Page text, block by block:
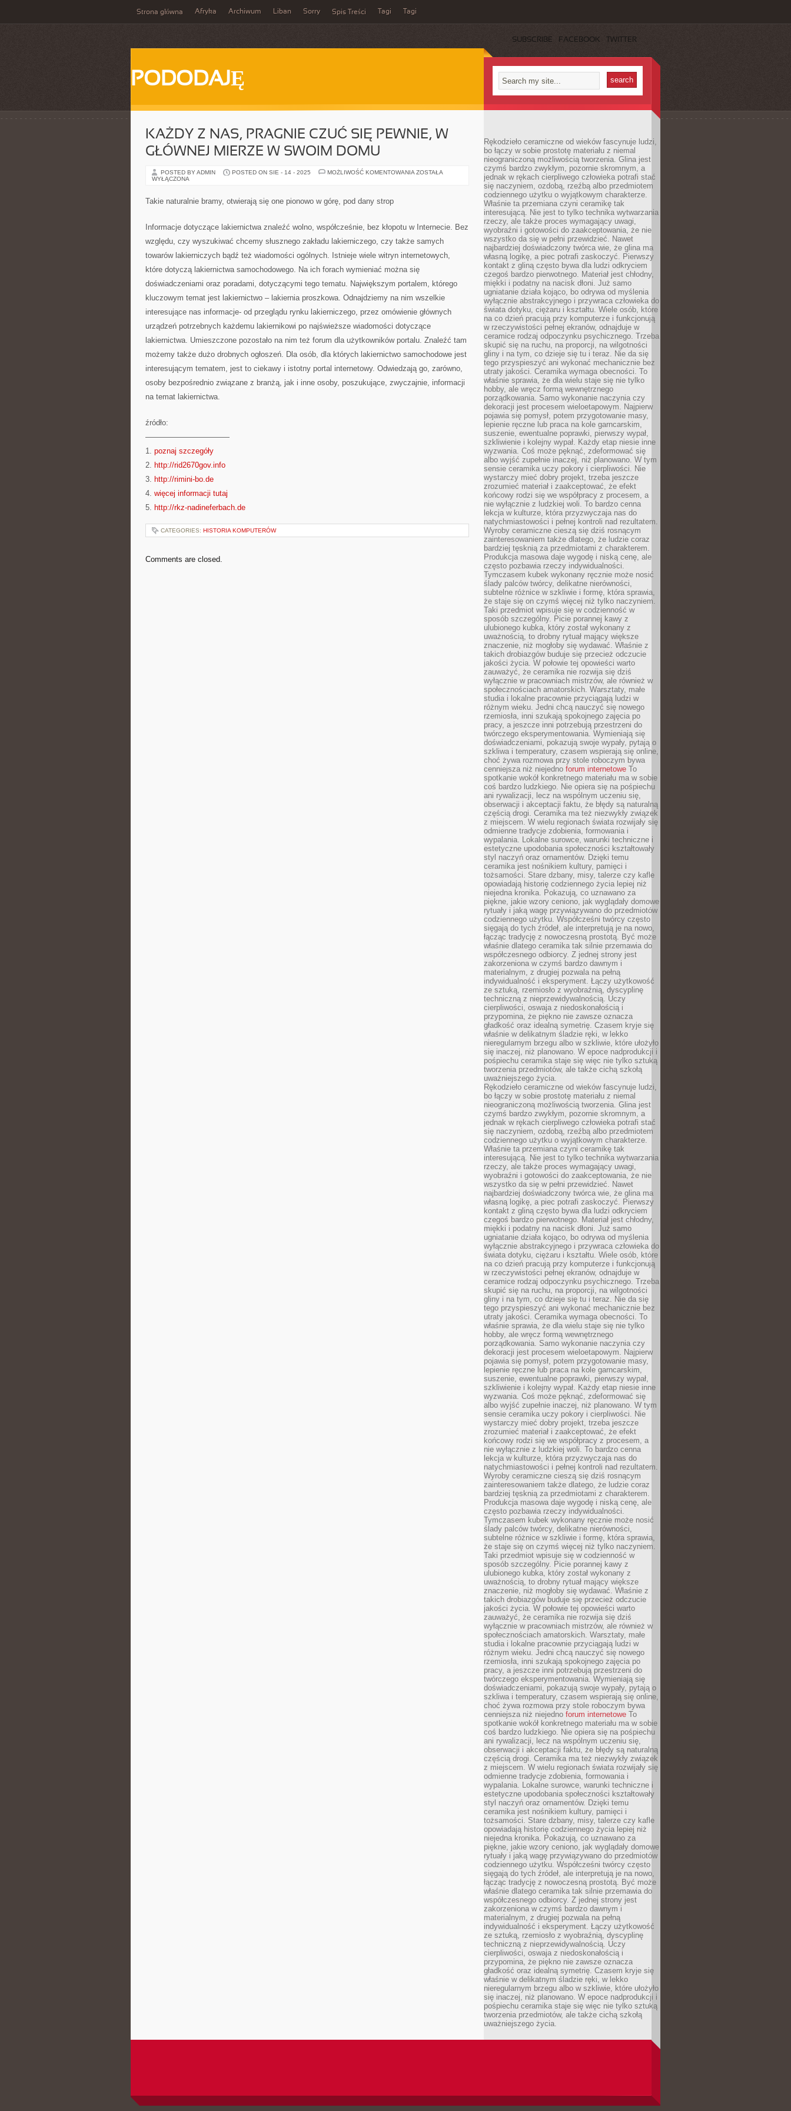
Strona główna Afryka Archiwum Liban Sorry Spis Treści Tagi Tagi
SUBSCRIBE FACEBOOK TWITTER
PODODAJĘ
KAŻDY Z NAS, PRAGNIE CZUĆ SIĘ PEWNIE, W
GŁÓWNEJ MIERZE W SWOIM DOMU
POSTED BY ADMIN POSTED ON SIE - 14 - 2025 MOŻLIWOŚĆ KOMENTOWANIA KAŻDY
GŁÓWNEJ
MIERZE
SWOIM
ZOSTAŁA
WYŁĄCZONA
Takie naturalnie bramy, otwierają się one pionowo w górę, pod dany strop
Informacje dotyczące lakiernictwa znaleźć wolno, współcześnie, bez kłopotu w Internecie. Bez
względu, czy wyszukiwać chcemy słusznego zakładu lakierniczego, czy także samych
towarów lakierniczych bądź też wiadomości ogólnych. Istnieje wiele witryn internetowych,
które dotyczą lakiernictwa samochodowego. Na ich forach wymieniać można się
doświadczeniami oraz poradami, dotyczącymi tego tematu. Największym portalem, którego
kluczowym temat jest lakiernictwo – lakiernia proszkowa. Odnajdziemy na nim wszelkie
interesujące nas informacje- od przeglądu rynku lakierniczego, przez omówienie głównych
urządzeń potrzebnych każdemu lakiernikowi po najświeższe wiadomości dotyczące
lakiernictwa. Umieszczone pozostało na nim też forum dla użytkowników portalu. Znaleźć tam
możemy także dużo drobnych ogłoszeń. Dla osób, dla których lakiernictwo samochodowe jest
interesującym tematem, jest to ciekawy i istotny portal internetowy. Odwiedzają go, zarówno,
osoby bezpośrednio związane z branżą, jak i inne osoby, poszukujące, zwyczajnie, informacji
na temat lakiernictwa.
źródło:
———————————
1. poznaj szczegóły
2. http://rid2670gov.info
3. http://rimini-bo.de
4. więcej informacji tutaj
5. http://rkz-nadineferbach.de
CATEGORIES: HISTORIA KOMPUTERÓW
Comments are closed.
Rękodzieło ceramiczne od wieków fascynuje ludzi,
bo łączy w sobie prostotę materiału z niemal
nieograniczoną możliwością tworzenia. Glina jest
czymś bardzo zwykłym, pozornie skromnym, a
jednak w rękach cierpliwego człowieka potrafi stać
się naczyniem, ozdobą, rzeźbą albo przedmiotem
codziennego użytku o wyjątkowym charakterze.
Właśnie ta przemiana czyni ceramikę tak
interesującą. Nie jest to tylko technika wytwarzania
rzeczy, ale także proces wymagający uwagi,
wyobraźni i gotowości do zaakceptowania, że nie
wszystko da się w pełni przewidzieć. Nawet
najbardziej doświadczony twórca wie, że glina ma
własną logikę, a piec potrafi zaskoczyć. Pierwszy
kontakt z gliną często bywa dla ludzi odkryciem
czegoś bardzo pierwotnego. Materiał jest chłodny,
miękki i podatny na nacisk dłoni. Już samo
ugniatanie działa kojąco, bo odrywa od myślenia
wyłącznie abstrakcyjnego i przywraca człowieka do
świata dotyku, ciężaru i kształtu. Wiele osób, które
na co dzień pracują przy komputerze i funkcjonują
w rzeczywistości pełnej ekranów, odnajduje w
ceramice rodzaj odpoczynku psychicznego. Trzeba
skupić się na ruchu, na proporcji, na wilgotności
gliny i na tym, co dzieje się tu i teraz. Nie da się
tego przyspieszyć ani wykonać mechanicznie bez
utraty jakości. Ceramika wymaga obecności. To
właśnie sprawia, że dla wielu staje się nie tylko
hobby, ale wręcz formą wewnętrznego
porządkowania. Samo wykonanie naczynia czy
dekoracji jest procesem wieloetapowym. Najpierw
pojawia się pomysł, potem przygotowanie masy,
lepienie ręczne lub praca na kole garncarskim,
suszenie, ewentualne poprawki, pierwszy wypał,
szkliwienie i kolejny wypał. Każdy etap niesie inne
wyzwania. Coś może pęknąć, zdeformować się
albo wyjść zupełnie inaczej, niż planowano. W tym
sensie ceramika uczy pokory i cierpliwości. Nie
wystarczy mieć dobry projekt, trzeba jeszcze
zrozumieć materiał i zaakceptować, że efekt
końcowy rodzi się we współpracy z procesem, a
nie wyłącznie z ludzkiej woli. To bardzo cenna
lekcja w kulturze, która przyzwyczaja nas do
natychmiastowości i pełnej kontroli nad rezultatem.
Wyroby ceramiczne cieszą się dziś rosnącym
zainteresowaniem także dlatego, że ludzie coraz
bardziej tęsknią za przedmiotami z charakterem.
Produkcja masowa daje wygodę i niską cenę, ale
często pozbawia rzeczy indywidualności.
Tymczasem kubek wykonany ręcznie może nosić
ślady palców twórcy, delikatne nierówności,
subtelne różnice w szkliwie i formę, która sprawia,
że staje się on czymś więcej niż tylko naczyniem.
Taki przedmiot wpisuje się w codzienność w
sposób szczególny. Picie porannej kawy z
ulubionego kubka, który został wykonany z
uważnością, to drobny rytuał mający większe
znaczenie, niż mogłoby się wydawać. Właśnie z
takich drobiazgów buduje się przecież odczucie
jakości życia. W połowie tej opowieści warto
zauważyć, że ceramika nie rozwija się dziś
wyłącznie w pracowniach mistrzów, ale również w
społecznościach amatorskich. Warsztaty, małe
studia i lokalne pracownie przyciągają ludzi w
różnym wieku. Jedni chcą nauczyć się nowego
rzemiosła, inni szukają spokojnego zajęcia po
pracy, a jeszcze inni potrzebują przestrzeni do
twórczego eksperymentowania. Wymieniają się
doświadczeniami, pokazują swoje wypały, pytają o
szkliwa i temperatury, czasem wspierają się online,
choć żywa rozmowa przy stole roboczym bywa
cenniejsza niż niejedno forum internetowe To
spotkanie wokół konkretnego materiału ma w sobie
coś bardzo ludzkiego. Nie opiera się na pośpiechu
ani rywalizacji, lecz na wspólnym uczeniu się,
obserwacji i akceptacji faktu, że błędy są naturalną
częścią drogi. Ceramika ma też niezwykły związek
z miejscem. W wielu regionach świata rozwijały się
odmienne tradycje zdobienia, formowania i
wypalania. Lokalne surowce, warunki techniczne i
estetyczne upodobania społeczności kształtowały
styl naczyń oraz ornamentów. Dzięki temu
ceramika jest nośnikiem kultury, pamięci i
tożsamości. Stare dzbany, misy, talerze czy kafle
opowiadają historię codziennego życia lepiej niż
niejedna kronika. Pokazują, co uznawano za
piękne, jakie wzory ceniono, jak wyglądały domowe
rytuały i jaką wagę przywiązywano do przedmiotów
codziennego użytku. Współcześni twórcy często
sięgają do tych źródeł, ale interpretują je na nowo,
łącząc tradycję z nowoczesną prostotą. Być może
właśnie dlatego ceramika tak silnie przemawia do
współczesnego odbiorcy. Z jednej strony jest
zakorzeniona w czymś bardzo dawnym i
materialnym, z drugiej pozwala na pełną
indywidualność i eksperyment. Łączy użytkowość
ze sztuką, rzemiosło z wyobraźnią, dyscyplinę
techniczną z nieprzewidywalnością. Uczy
cierpliwości, oswaja z niedoskonałością i
przypomina, że piękno nie zawsze oznacza
gładkość oraz idealną symetrię. Czasem kryje się
właśnie w delikatnym śladzie ręki, w lekko
nieregularnym brzegu albo w szkliwie, które ułożyło
się inaczej, niż planowano. W epoce nadprodukcji i
pośpiechu ceramika staje się więc nie tylko sztuką
tworzenia przedmiotów, ale także cichą szkołą
uważniejszego życia.
Rękodzieło ceramiczne od wieków fascynuje ludzi,
bo łączy w sobie prostotę materiału z niemal
nieograniczoną możliwością tworzenia. Glina jest
czymś bardzo zwykłym, pozornie skromnym, a
jednak w rękach cierpliwego człowieka potrafi stać
się naczyniem, ozdobą, rzeźbą albo przedmiotem
codziennego użytku o wyjątkowym charakterze.
Właśnie ta przemiana czyni ceramikę tak
interesującą. Nie jest to tylko technika wytwarzania
rzeczy, ale także proces wymagający uwagi,
wyobraźni i gotowości do zaakceptowania, że nie
wszystko da się w pełni przewidzieć. Nawet
najbardziej doświadczony twórca wie, że glina ma
własną logikę, a piec potrafi zaskoczyć. Pierwszy
kontakt z gliną często bywa dla ludzi odkryciem
czegoś bardzo pierwotnego. Materiał jest chłodny,
miękki i podatny na nacisk dłoni. Już samo
ugniatanie działa kojąco, bo odrywa od myślenia
wyłącznie abstrakcyjnego i przywraca człowieka do
świata dotyku, ciężaru i kształtu. Wiele osób, które
na co dzień pracują przy komputerze i funkcjonują
w rzeczywistości pełnej ekranów, odnajduje w
ceramice rodzaj odpoczynku psychicznego. Trzeba
skupić się na ruchu, na proporcji, na wilgotności
gliny i na tym, co dzieje się tu i teraz. Nie da się
tego przyspieszyć ani wykonać mechanicznie bez
utraty jakości. Ceramika wymaga obecności. To
właśnie sprawia, że dla wielu staje się nie tylko
hobby, ale wręcz formą wewnętrznego
porządkowania. Samo wykonanie naczynia czy
dekoracji jest procesem wieloetapowym. Najpierw
pojawia się pomysł, potem przygotowanie masy,
lepienie ręczne lub praca na kole garncarskim,
suszenie, ewentualne poprawki, pierwszy wypał,
szkliwienie i kolejny wypał. Każdy etap niesie inne
wyzwania. Coś może pęknąć, zdeformować się
albo wyjść zupełnie inaczej, niż planowano. W tym
sensie ceramika uczy pokory i cierpliwości. Nie
wystarczy mieć dobry projekt, trzeba jeszcze
zrozumieć materiał i zaakceptować, że efekt
końcowy rodzi się we współpracy z procesem, a
nie wyłącznie z ludzkiej woli. To bardzo cenna
lekcja w kulturze, która przyzwyczaja nas do
natychmiastowości i pełnej kontroli nad rezultatem.
Wyroby ceramiczne cieszą się dziś rosnącym
zainteresowaniem także dlatego, że ludzie coraz
bardziej tęsknią za przedmiotami z charakterem.
Produkcja masowa daje wygodę i niską cenę, ale
często pozbawia rzeczy indywidualności.
Tymczasem kubek wykonany ręcznie może nosić
ślady palców twórcy, delikatne nierówności,
subtelne różnice w szkliwie i formę, która sprawia,
że staje się on czymś więcej niż tylko naczyniem.
Taki przedmiot wpisuje się w codzienność w
sposób szczególny. Picie porannej kawy z
ulubionego kubka, który został wykonany z
uważnością, to drobny rytuał mający większe
znaczenie, niż mogłoby się wydawać. Właśnie z
takich drobiazgów buduje się przecież odczucie
jakości życia. W połowie tej opowieści warto
zauważyć, że ceramika nie rozwija się dziś
wyłącznie w pracowniach mistrzów, ale również w
społecznościach amatorskich. Warsztaty, małe
studia i lokalne pracownie przyciągają ludzi w
różnym wieku. Jedni chcą nauczyć się nowego
rzemiosła, inni szukają spokojnego zajęcia po
pracy, a jeszcze inni potrzebują przestrzeni do
twórczego eksperymentowania. Wymieniają się
doświadczeniami, pokazują swoje wypały, pytają o
szkliwa i temperatury, czasem wspierają się online,
choć żywa rozmowa przy stole roboczym bywa
cenniejsza niż niejedno forum internetowe To
spotkanie wokół konkretnego materiału ma w sobie
coś bardzo ludzkiego. Nie opiera się na pośpiechu
ani rywalizacji, lecz na wspólnym uczeniu się,
obserwacji i akceptacji faktu, że błędy są naturalną
częścią drogi. Ceramika ma też niezwykły związek
z miejscem. W wielu regionach świata rozwijały się
odmienne tradycje zdobienia, formowania i
wypalania. Lokalne surowce, warunki techniczne i
estetyczne upodobania społeczności kształtowały
styl naczyń oraz ornamentów. Dzięki temu
ceramika jest nośnikiem kultury, pamięci i
tożsamości. Stare dzbany, misy, talerze czy kafle
opowiadają historię codziennego życia lepiej niż
niejedna kronika. Pokazują, co uznawano za
piękne, jakie wzory ceniono, jak wyglądały domowe
rytuały i jaką wagę przywiązywano do przedmiotów
codziennego użytku. Współcześni twórcy często
sięgają do tych źródeł, ale interpretują je na nowo,
łącząc tradycję z nowoczesną prostotą. Być może
właśnie dlatego ceramika tak silnie przemawia do
współczesnego odbiorcy. Z jednej strony jest
zakorzeniona w czymś bardzo dawnym i
materialnym, z drugiej pozwala na pełną
indywidualność i eksperyment. Łączy użytkowość
ze sztuką, rzemiosło z wyobraźnią, dyscyplinę
techniczną z nieprzewidywalnością. Uczy
cierpliwości, oswaja z niedoskonałością i
przypomina, że piękno nie zawsze oznacza
gładkość oraz idealną symetrię. Czasem kryje się
właśnie w delikatnym śladzie ręki, w lekko
nieregularnym brzegu albo w szkliwie, które ułożyło
się inaczej, niż planowano. W epoce nadprodukcji i
pośpiechu ceramika staje się więc nie tylko sztuką
tworzenia przedmiotów, ale także cichą szkołą
uważniejszego życia.